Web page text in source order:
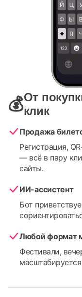
💰От
клик
Продажа
Регистрация,
— всё в пару
сайты.
ИИ-ассистент
Бот
Любой формат
Фестивали,